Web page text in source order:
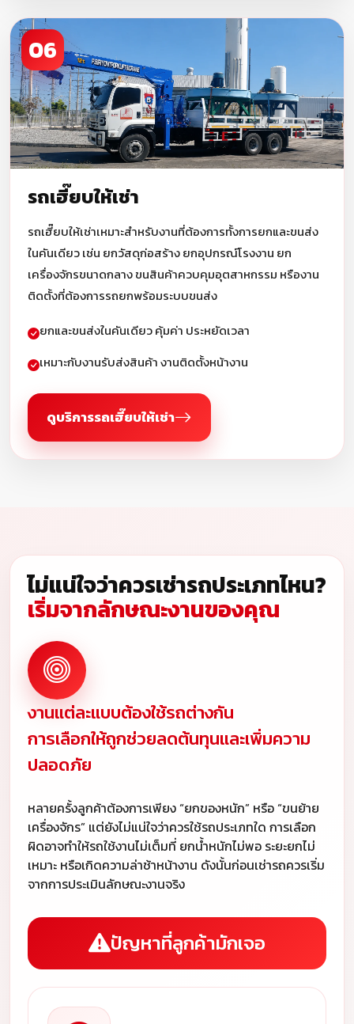
06
รถเฮี๊ยบให้เช่า
รถเฮี๊ยบให้เช่าเหมาะสำหรับงานที่ต้องการทั้งการยกและขนส่ง
ในคันเดียว เช่น ยกวัสดุก่อสร้าง ยกอุปกรณ์โรงงาน ยก
เครื่องจักรขนาดกลาง ขนสินค้าควบคุมอุตสาหกรรม หรืองาน
ติดตั้งที่ต้องการรถยกพร้อมระบบขนส่ง
ยกและขนส่งในคันเดียว คุ้มค่า ประหยัดเวลา
เหมาะกับงานรับส่งสินค้า งานติดตั้งหน้างาน
ดูบริการรถเฮี๊ยบให้เช่า
ไม่แน่ใจว่าควรเช่ารถประเภทไหน?
เริ่มจากลักษณะงานของคุณ
งานแต่ละแบบต้องใช้รถต่างกัน
การเลือกให้ถูกช่วยลดต้นทุนและเพิ่มความ
ปลอดภัย
หลายครั้งลูกค้าต้องการเพียง “ยกของหนัก” หรือ “ขนย้าย
เครื่องจักร” แต่ยังไม่แน่ใจว่าควรใช้รถประเภทใด การเลือก
ผิดอาจทำให้รถใช้งานไม่เต็มที่ ยกน้ำหนักไม่พอ ระยะยกไม่
เหมาะ หรือเกิดความล่าช้าหน้างาน ดังนั้นก่อนเช่ารถควรเริ่ม
จากการประเมินลักษณะงานจริง
ปัญหาที่ลูกค้ามักเจอ